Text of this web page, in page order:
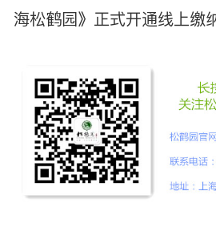
海松鹤园》正式开通线上缴